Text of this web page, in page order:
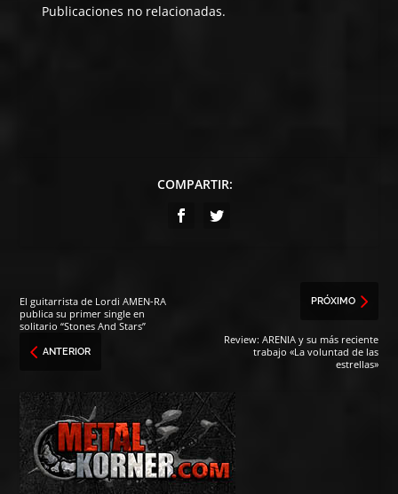
Publicaciones no relacionadas.
COMPARTIR:
El guitarrista de Lordi AMEN-RA
publica su primer single en
solitario “Stones And Stars”
ANTERIOR
PRÓXIMO
Review: ARENIA y su más reciente
trabajo «La voluntad de las
estrellas»